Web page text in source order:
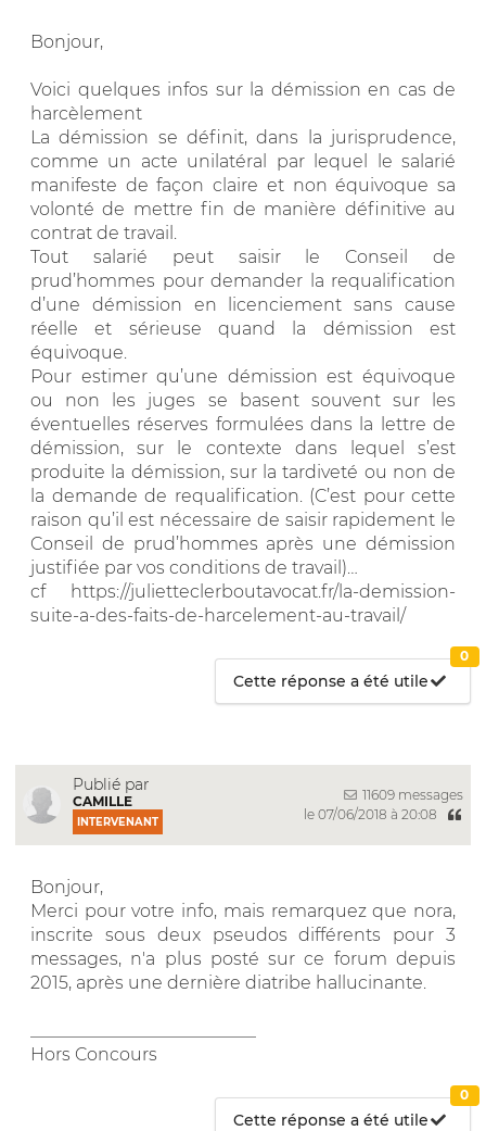
Bonjour,
Voici quelques infos sur la démission en cas de
harcèlement
La démission se définit, dans la jurisprudence,
comme un acte unilatéral par lequel le salarié
manifeste de façon claire et non équivoque sa
volonté de mettre fin de manière définitive au
contrat de travail.
Tout salarié peut saisir le Conseil de
prud’hommes pour demander la requalification
d’une démission en licenciement sans cause
réelle et sérieuse quand la démission est
équivoque.
Pour estimer qu’une démission est équivoque
ou non les juges se basent souvent sur les
éventuelles réserves formulées dans la lettre de
démission, sur le contexte dans lequel s’est
produite la démission, sur la tardiveté ou non de
la demande de requalification. (C’est pour cette
raison qu’il est nécessaire de saisir rapidement le
Conseil de prud’hommes après une démission
justifiée par vos conditions de travail)…
cf https://julietteclerboutavocat.fr/la-demission-
suite-a-des-faits-de-harcelement-au-travail/
Cette réponse a été utile
0
Publié par
CAMILLE
INTERVENANT
11609 messages
le 07/06/2018 à 20:08
Bonjour,
Merci pour votre info, mais remarquez que nora,
inscrite sous deux pseudos différents pour 3
messages, n'a plus posté sur ce forum depuis
2015, après une dernière diatribe hallucinante.
Hors Concours
Cette réponse a été utile
0